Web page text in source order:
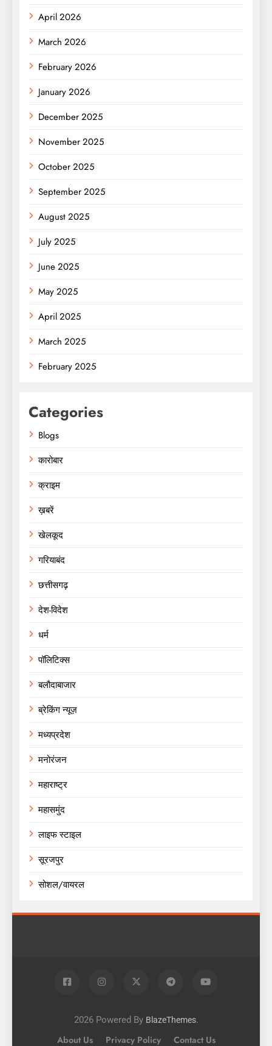
April 2026
March 2026
February 2026
January 2026
December 2025
November 2025
October 2025
September 2025
August 2025
July 2025
June 2025
May 2025
April 2025
March 2025
February 2025
Categories
Blogs
कारोबार
क्राइम
ख़बरें
खेलकूद
गरियाबंद
छत्तीसगढ़
देश-विदेश
धर्म
पॉलिटिक्स
बलौदाबाजार
ब्रेकिंग न्यूज़
मध्यप्रदेश
मनोरंजन
महाराष्ट्र
महासमुंद
लाइफ स्टाइल
सूरजपुर
सोशल/वायरल
2026 Powered By BlazeThemes.
About Us Privacy Policy Contact Us